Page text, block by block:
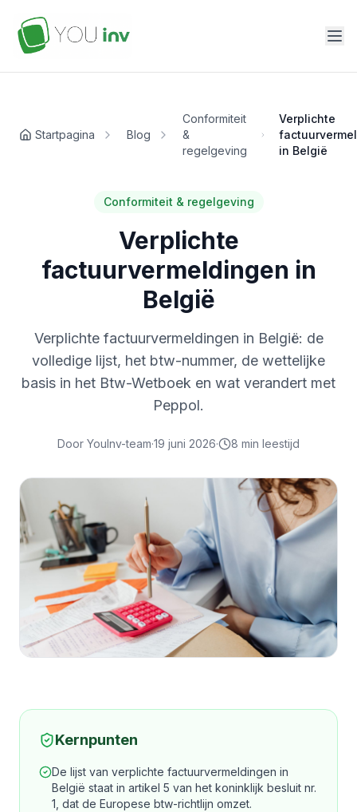
Startpagina Blog
Conformiteit
&
regelgeving
Verplichte
in België
Conformiteit & regelgeving
Verplichte
factuurvermeldingen in
België
Verplichte factuurvermeldingen in België: de
volledige lijst, het btw-nummer, de wettelijke
basis in het Btw-Wetboek en wat verandert met
Peppol.
Door YouInv-team·19 juni 2026· 8 min leestijd
Kernpunten
De lijst van verplichte factuurvermeldingen in
België staat in artikel 5 van het koninklijk besluit nr.
1, dat de Europese btw-richtlijn omzet.